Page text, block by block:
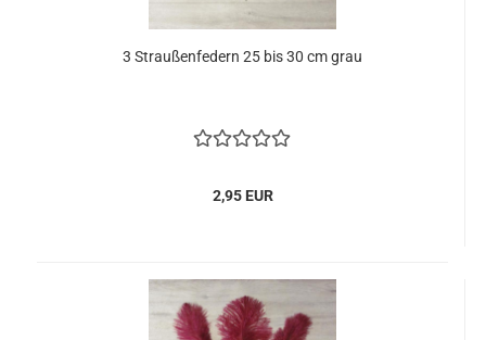
3 Straußenfedern 25 bis 30 cm grau
2,95 EUR